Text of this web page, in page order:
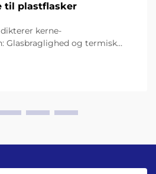
til plastflasker
kerne-
Glasbraglighed og termisk
flaskehalse. At arbejde med